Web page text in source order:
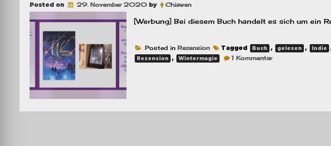
Posted on 29. November 2020by Chiawen
[Werbung] Bei diesem Buch handelt es sich um ein
Posted in Rezension Tagged Buch , gelesen , Indie
Rezension , Wintermagie 1 Kommentarzu